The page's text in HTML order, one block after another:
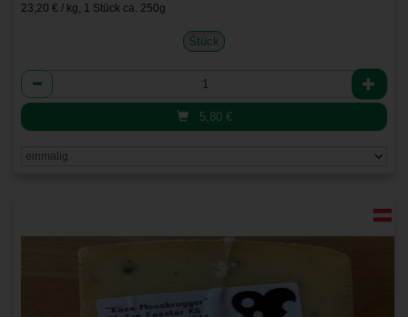
23,20 € / kg, 1 Stück ca. 250g
Stück
Anzahl
5,80 €